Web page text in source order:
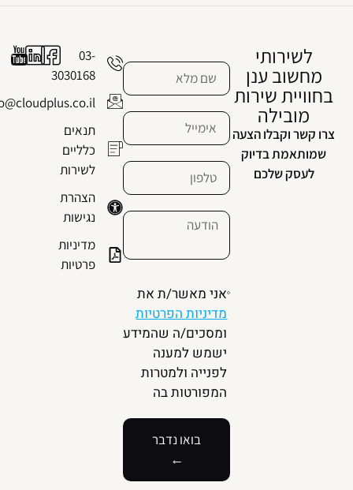
לשירותי
מחשוב ענן
בחוויית שירות
מובילה
צרו קשר וקבלו הצעה
שמותאמת בדיוק
לעסק שלכם
03-
3030168
info@cloudplus.co.il
תנאים
כלליים
לשירות
הצהרת
נגישות
מדיניות
פרטיות
אני מאשר/ת את
מדיניות הפרטיות
ומסכים/ה שהמידע
ישמש למענה
לפנייה ולמטרות
המפורטות בה
בואו נדבר